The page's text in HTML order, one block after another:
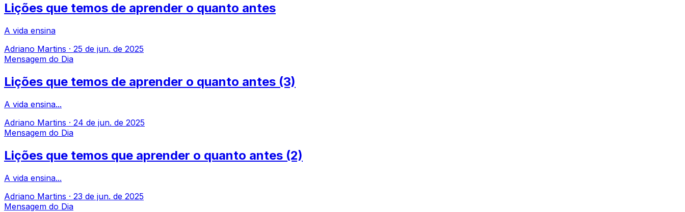
Lições que temos de aprender o quanto antes
A vida ensina
Adriano Martins · 25 de jun. de 2025
Mensagem do Dia
Lições que temos de aprender o quanto antes (3)
A vida ensina...
Adriano Martins · 24 de jun. de 2025
Mensagem do Dia
Lições que temos que aprender o quanto antes (2)
A vida ensina...
Adriano Martins · 23 de jun. de 2025
Mensagem do Dia